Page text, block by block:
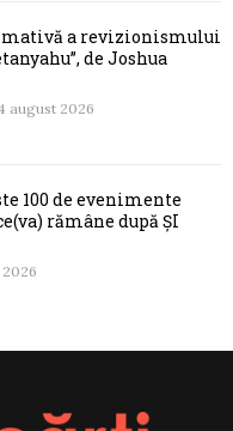
a revizionismului
de Joshua
august 2026
100 de evenimente
rămâne după ȘI